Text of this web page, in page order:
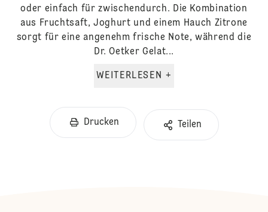
oder einfach für zwischendurch. Die Kombination
aus Fruchtsaft, Joghurt und einem Hauch Zitrone
sorgt für eine angenehm frische Note, während die
Dr. Oetker Gelat...
WEITERLESEN +
Drucken Teilen